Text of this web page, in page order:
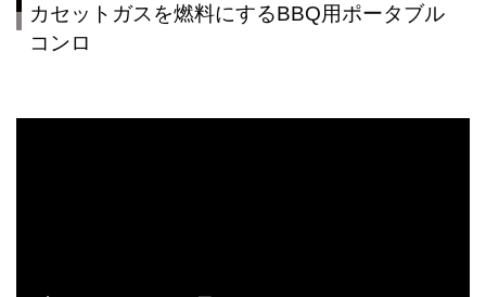
カセットガスを燃料にするBBQ用ポータブル
コンロ